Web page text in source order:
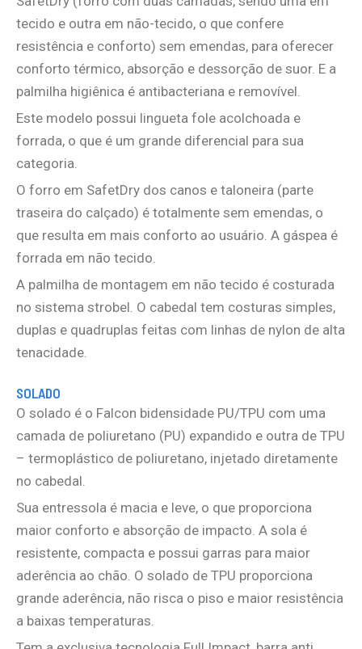
tecido e outra em não-tecido, o que confere
resistência e conforto) sem emendas, para oferecer
conforto térmico, absorção e dessorção de suor. E a
palmilha higiênica é antibacteriana e removível.
Este modelo possui lingueta fole acolchoada e
forrada, o que é um grande diferencial para sua
categoria.
O forro em SafetDry dos canos e taloneira (parte
traseira do calçado) é totalmente sem emendas, o
que resulta em mais conforto ao usuário. A gáspea é
forrada em não tecido.
A palmilha de montagem em não tecido é costurada
no sistema strobel. O cabedal tem costuras simples,
duplas e quadruplas feitas com linhas de nylon de alta
tenacidade.
SOLADO
O solado é o Falcon bidensidade PU/TPU com uma
camada de poliuretano (PU) expandido e outra de TPU
– termoplástico de poliuretano, injetado diretamente
no cabedal.
Sua entressola é macia e leve, o que proporciona
maior conforto e absorção de impacto. A sola é
resistente, compacta e possui garras para maior
aderência ao chão. O solado de TPU proporciona
grande aderência, não risca o piso e maior resistência
a baixas temperaturas.